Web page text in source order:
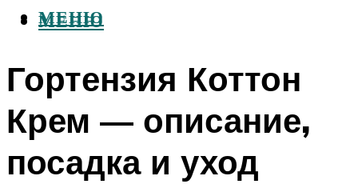
МЕНЮ
МЕНЮ
Гортензия Коттон
Крем — описание,
посадка и уход